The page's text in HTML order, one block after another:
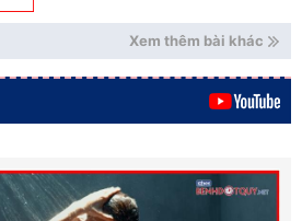
Xem thêm bài khác